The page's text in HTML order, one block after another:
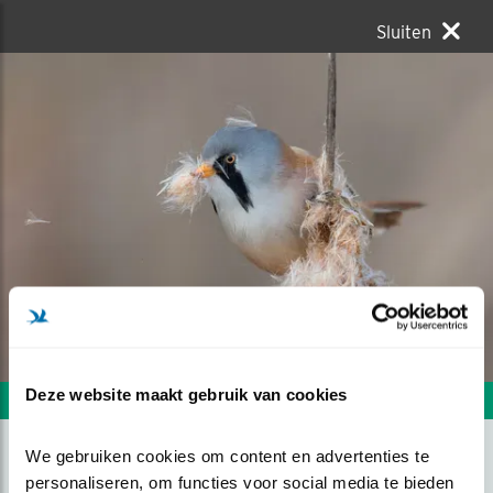
Deze website maakt gebruik van cookies
We gebruiken cookies om content en advertenties te
personaliseren, om functies voor social media te bieden
Sluiten
Volgende foto